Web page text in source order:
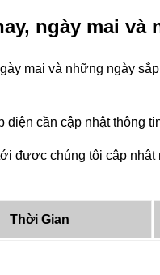
ngày mai và
mai và những ngày
cần cập nhật thông
được chúng tôi cập
Thời Gian